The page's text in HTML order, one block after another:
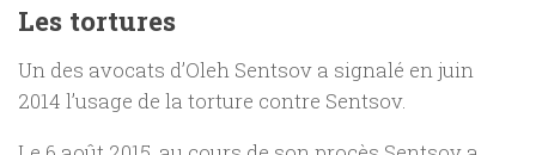
Les tortures
Un des avocats d’Oleh Sentsov a signalé en juin
2014 l’usage de la torture contre Sentsov.